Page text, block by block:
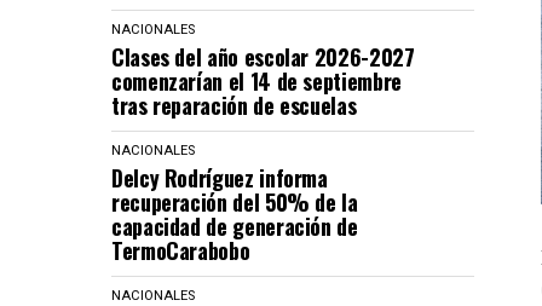
NACIONALES
Clases del año escolar 2026-2027
comenzarían el 14 de septiembre
tras reparación de escuelas
NACIONALES
Delcy Rodríguez informa
recuperación del 50% de la
capacidad de generación de
TermoCarabobo
NACIONALES